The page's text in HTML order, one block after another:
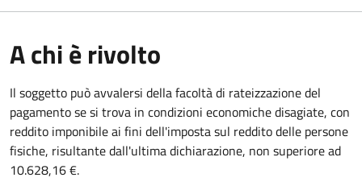
A chi è rivolto
Il soggetto può avvalersi della facoltà di rateizzazione del
pagamento se si trova in condizioni economiche disagiate, con
reddito imponibile ai fini dell'imposta sul reddito delle persone
fisiche, risultante dall'ultima dichiarazione, non superiore ad
10.628,16 €.